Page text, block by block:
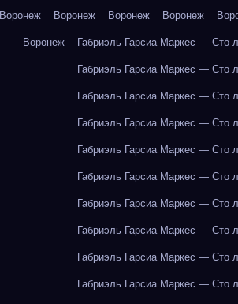
Воронеж Воронеж Воронеж Воронеж
Воронеж Габриэль Гарсиа Маркес — Сто
Габриэль Гарсиа Маркес — Сто
Габриэль Гарсиа Маркес — Сто
Габриэль Гарсиа Маркес — Сто
Габриэль Гарсиа Маркес — Сто
Габриэль Гарсиа Маркес — Сто
Габриэль Гарсиа Маркес — Сто
Габриэль Гарсиа Маркес — Сто
Габриэль Гарсиа Маркес — Сто
Габриэль Гарсиа Маркес — Сто